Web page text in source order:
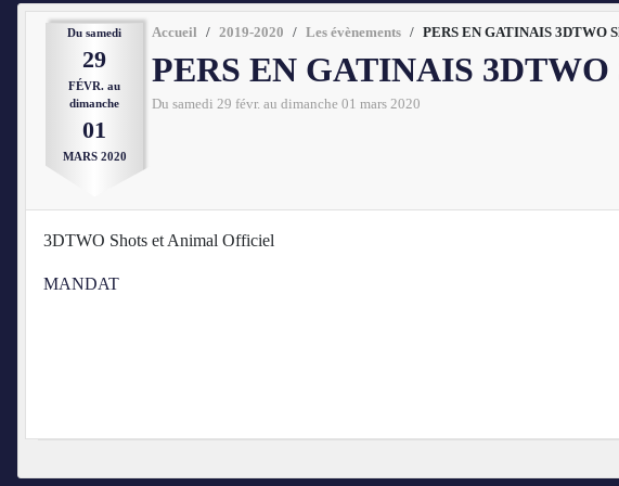
Du samedi
29
FÉVR. au
dimanche
01
MARS 2020
Accueil 2019-2020 Les évènements PERS EN GATINAIS 3DTWO
PERS EN GATINAIS
Du samedi 29 févr. au dimanche 01 mars 2020
3DTWO Shots et Animal Officiel
MANDAT